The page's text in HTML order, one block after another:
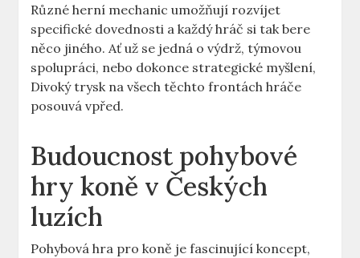
Různé herní mechanic umožňují rozvíjet
specifické dovednosti a každý hráč si tak bere
něco jiného. Ať už se jedná o výdrž, týmovou
spolupráci, nebo dokonce strategické myšlení,
Divoký trysk na všech těchto frontách hráče
posouvá vpřed.
Budoucnost pohybové
hry koně v Českých
luzích
Pohybová hra pro koně je fascinující koncept,